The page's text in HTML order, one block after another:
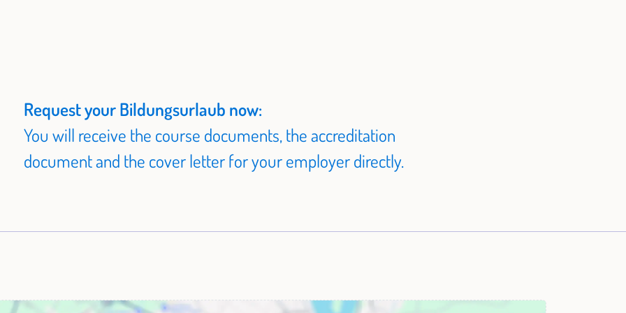
Ansatz und ihrer tiefgehenden Expertise
und ihre zwischenmenschlichen
Eckhardt die Galli Gruppe
auf nationaler Ebene. Sein
Servicetrainings
Die 7 Kellerkinder
Request your Bildungsurlaub now:
You will receive the course documents, the accreditation
document and the cover letter for your employer directly.